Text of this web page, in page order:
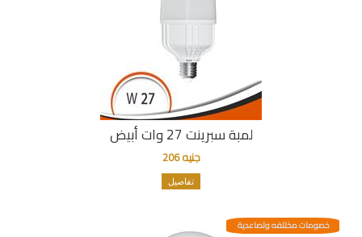
لمبة سبرينت 27 وات أبيض
جنيه 206
تفاصيل
خصومات مختلفه وتصاعدية